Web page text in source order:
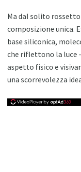
Ma dal solito
composizione unica.
base siliconica,
che riflettono la luce
aspetto fisico e
una scorrevolezza